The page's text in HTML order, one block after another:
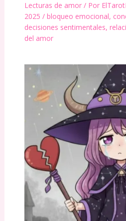
Lecturas de amor/ Por
2025 / bloqueo emocional,
decisiones sentimentales,
del amor